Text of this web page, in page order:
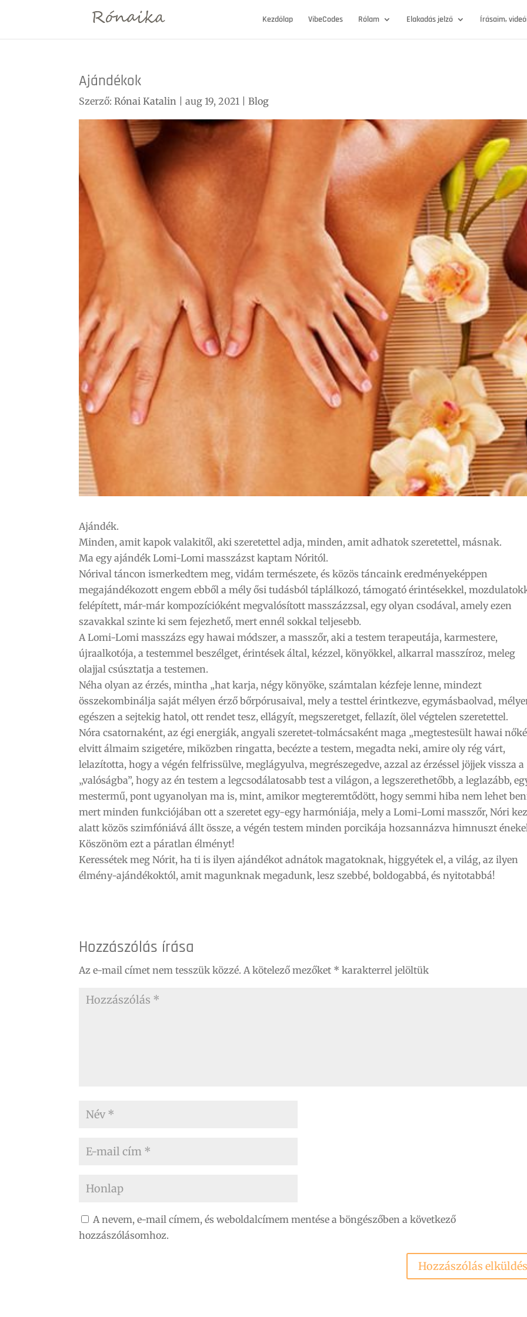
Kezdőlap VibeCodes Rólam Elakadás jelző Írásaim,
Ajándékok
Szerző:Rónai Katalin |aug 19, 2021 |Blog
Ajándék.
Minden, amit kapok valakitől, aki szeretettel adja, minden, amit adhatok szeretettel, másnak.
Ma egy ajándék Lomi-Lomi masszázst kaptam Nóritól.
Nórival táncon ismerkedtem meg, vidám természete, és közös táncaink eredményeképpen
megajándékozott engem ebből a mély ősi tudásból táplálkozó, támogató érintésekkel,
felépített, már-már kompozícióként megvalósított masszázzsal, egy olyan csodával, amely ezen
szavakkal szinte ki sem fejezhető, mert ennél sokkal teljesebb.
A Lomi-Lomi masszázs egy hawai módszer, a masszőr, aki a testem terapeutája, karmestere,
újraalkotója, a testemmel beszélget, érintések által, kézzel, könyökkel, alkarral masszíroz, meleg
olajjal csúsztatja a testemen.
Néha olyan az érzés, mintha „hat karja, négy könyöke, számtalan kézfeje lenne, mindezt
összekombinálja saját mélyen érző bőrpórusaival, mely a testtel érintkezve, egymásbaolvad,
egészen a sejtekig hatol, ott rendet tesz, ellágyít, megszeretget, fellazít, ölel végtelen szeretettel.
Nóra csatornaként, az égi energiák, angyali szeretet-tolmácsaként maga „megtestesült hawai
elvitt álmaim szigetére, miközben ringatta, becézte a testem, megadta neki, amire oly rég várt,
lelazította, hogy a végén felfrissülve, meglágyulva, megrészegedve, azzal az érzéssel jöjjek vissza a
„valóságba”, hogy az én testem a legcsodálatosabb test a világon, a legszerethetőbb, a leglazább,
mestermű, pont ugyanolyan ma is, mint, amikor megteremtődött, hogy semmi hiba nem lehet
mert minden funkciójában ott a szeretet egy-egy harmóniája, mely a Lomi-Lomi masszőr, Nóri
alatt közös szimfóniává állt össze, a végén testem minden porcikája hozsannázva himnuszt
Köszönöm ezt a páratlan élményt!
Keressétek meg Nórit, ha ti is ilyen ajándékot adnátok magatoknak, higgyétek el, a világ, az ilyen
élmény-ajándékoktól, amit magunknak megadunk, lesz szebbé, boldogabbá, és nyitotabbá!
Hozzászólás írása
Az e-mail címet nem tesszük közzé. A kötelező mezőket * karakterrel jelöltük
A nevem, e-mail címem, és weboldalcímem mentése a böngészőben a következő
hozzászólásomhoz.